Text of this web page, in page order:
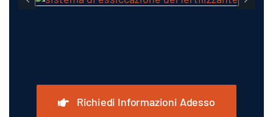
Richiedi Informazioni Adesso